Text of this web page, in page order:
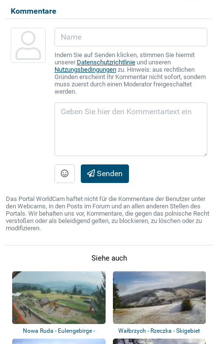
Kommentare
Indem Sie auf Senden klicken, stimmen Sie hiermit
unserer Datenschutzrichtlinieund unseren
Nutzungsbedingungenzu. Hinweis: aus rechtlichen
Gründen erscheint Ihr Kommentar nicht sofort, sondern
muss zuerst durch einen Moderator freigeschaltet
werden.
Senden
Das Portal WorldCam haftet nicht für die Kommentare der Benutzer unter
den Webcams, in den Posts im Forum und an allen anderen Stellen des
Portals. Wir behalten uns vor, Kommentare, die gegen das polnische Recht
verstoßen oder als beleidigend gelten, zu blockieren, zu löschen oder zu
modifizieren.
Siehe auch
Nowa Ruda - Eulengebirge -
Berghütte "Or...
Wałbrzych - Rzeczka - Skigebiet